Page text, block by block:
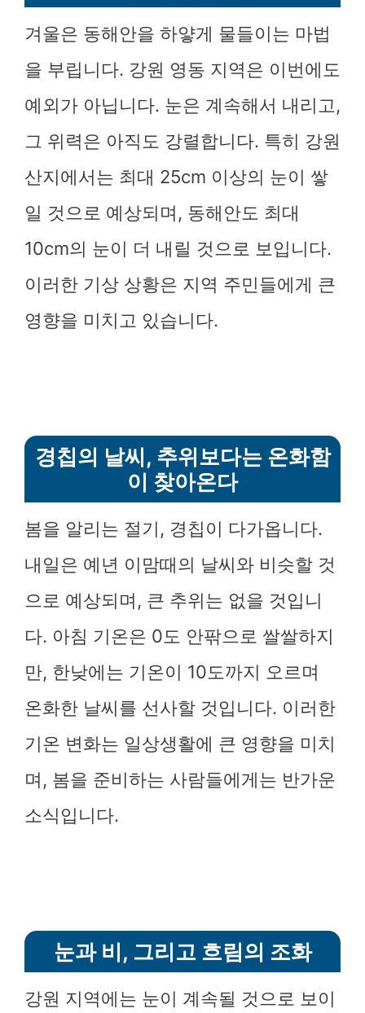
겨울은 동해안을 하얗게 물들이는 마법
을 부립니다. 강원 영동 지역은 이번에도
예외가 아닙니다. 눈은 계속해서 내리고,
그 위력은 아직도 강렬합니다. 특히 강원
산지에서는 최대 25cm 이상의 눈이 쌓
일 것으로 예상되며, 동해안도 최대
10cm의 눈이 더 내릴 것으로 보입니다.
이러한 기상 상황은 지역 주민들에게 큰
영향을 미치고 있습니다.
경칩의 날씨, 추위보다는 온화함
이 찾아온다
봄을 알리는 절기, 경칩이 다가옵니다.
내일은 예년 이맘때의 날씨와 비슷할 것
으로 예상되며, 큰 추위는 없을 것입니
다. 아침 기온은 0도 안팎으로 쌀쌀하지
만, 한낮에는 기온이 10도까지 오르며
온화한 날씨를 선사할 것입니다. 이러한
기온 변화는 일상생활에 큰 영향을 미치
며, 봄을 준비하는 사람들에게는 반가운
소식입니다.
눈과 비, 그리고 흐림의 조화
강원 지역에는 눈이 계속될 것으로 보이